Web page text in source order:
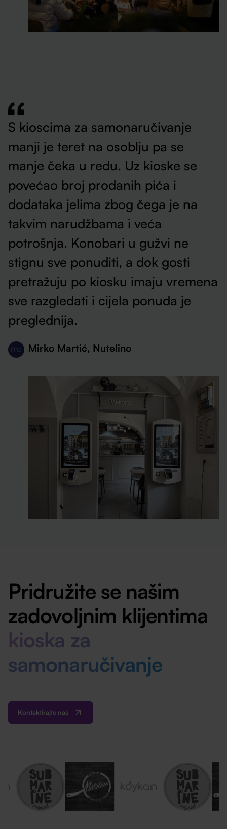
S kioscima za samonaručivanje
manji je teret na osoblju pa se
manje čeka u redu. Uz kioske se
povećao broj prodanih pića i
dodataka jelima zbog čega je na
takvim narudžbama i veća
potrošnja. Konobari u gužvi ne
stignu sve ponuditi, a dok gosti
pretražuju po kiosku imaju vremena
sve razgledati i cijela ponuda je
preglednija.
Mirko Martić, Nutelino
Pridružite se našim
zadovoljnim klijentima
kioska za
samonaručivanje
Kontaktirajte nas